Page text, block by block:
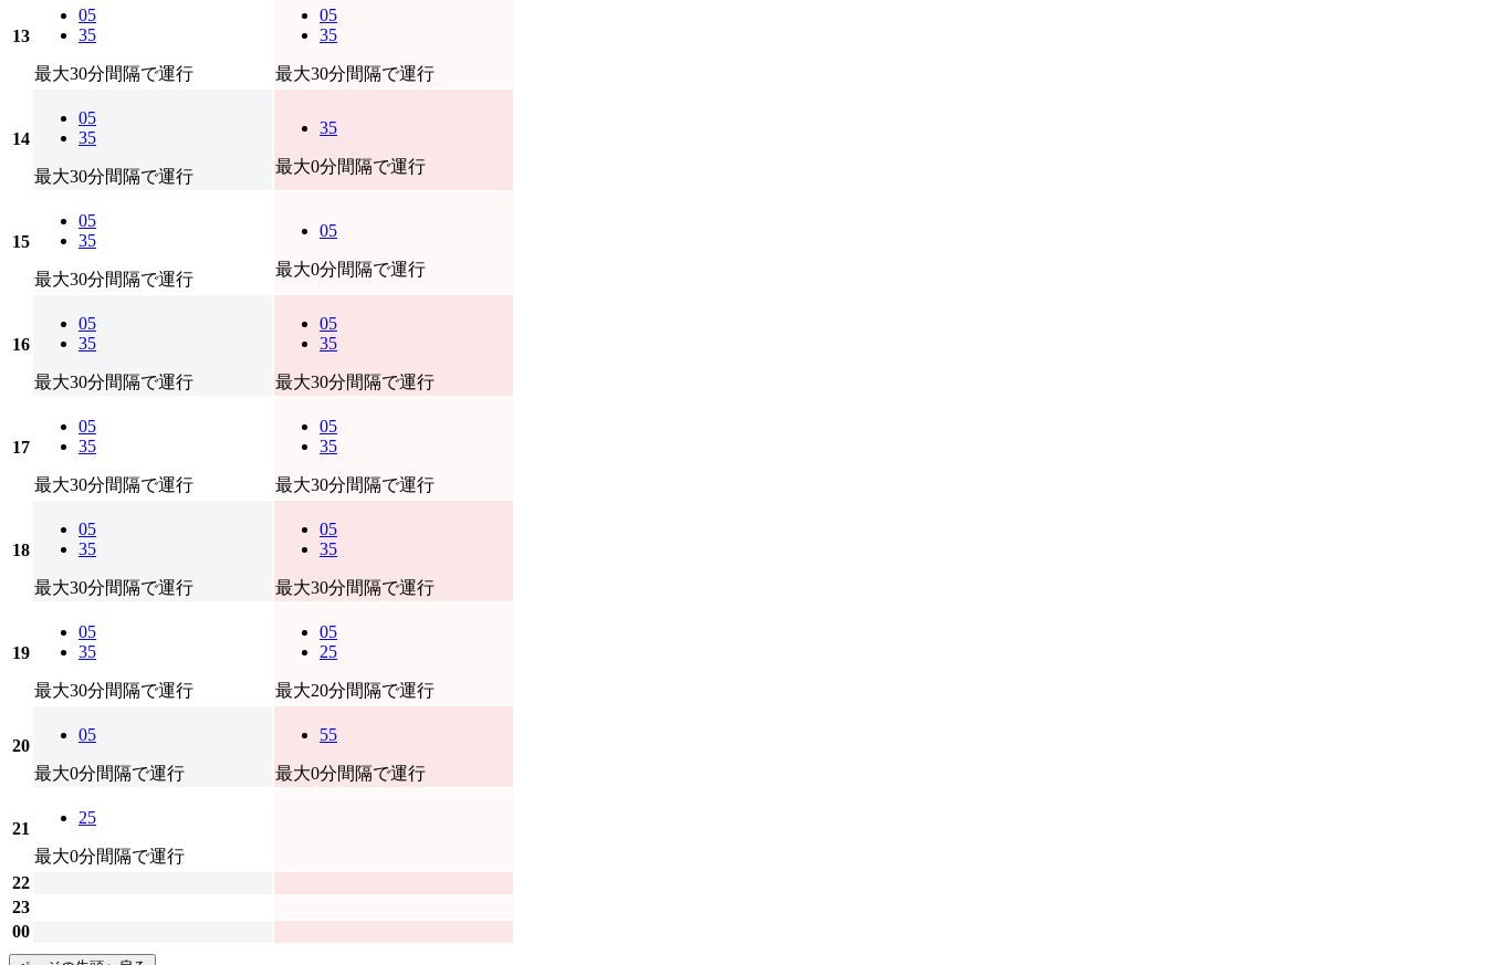
13
05
35
最大30分間隔で運行
05
35
最大30分間隔で運行
14
05
35
最大30分間隔で運行
35
最大0分間隔で運行
15
05
35
最大30分間隔で運行
05
最大0分間隔で運行
16
05
35
最大30分間隔で運行
05
35
最大30分間隔で運行
17
05
35
最大30分間隔で運行
05
35
最大30分間隔で運行
18
05
35
最大30分間隔で運行
05
35
最大30分間隔で運行
19
05
35
最大30分間隔で運行
05
25
最大20分間隔で運行
20
05
最大0分間隔で運行
55
最大0分間隔で運行
21
25
最大0分間隔で運行
22
23
00